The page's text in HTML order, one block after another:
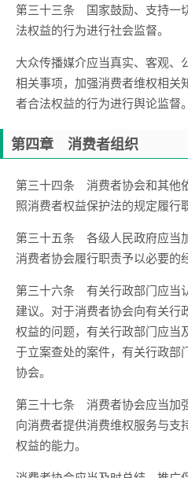
第三十三条 国家鼓励、支持一
法权益的行为进行社会监督。
大众传播媒介应当真实、客观、
相关事项，加强消费者维权相关
者合法权益的行为进行舆论监督。
第四章 消费者组织
第三十四条 消费者协会和其他
照消费者权益保护法的规定履行
第三十五条 各级人民政府应当
消费者协会履行职责予以必要的
第三十六条 有关行政部门应当
建议。对于消费者协会向有关行
权益的问题，有关行政部门应当
于立案查处的案件，有关行政部
协会。
第三十七条 消费者协会应当加
向消费者提供消费维权服务与支
权益的能力。